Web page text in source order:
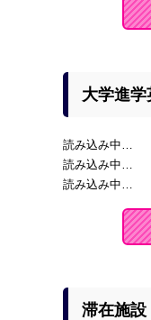
大学進
読み込み中…
読み込み中…
読み込み中…
滞在施設